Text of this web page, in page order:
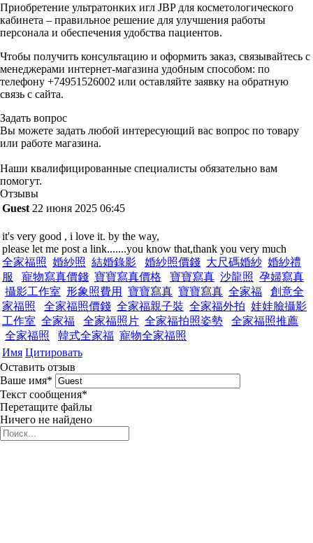
Приобретение ультратонких игл JBP для косметологического
кабинета – правильное решение для улучшения работы
персонала и обеспечения удобства пациентов.
Чтобы получить консультацию и оформить заказ, связывайтесь с
менеджерами интернет-магазина удобным способом: по
телефону +74951526002 или оставляйте заявку на обратную
связь с сайта.
Задать вопрос
Вы можете задать любой интересующий вас вопрос по товару
или работе магазина.
Наши квалифицированные специалисты обязательно вам
помогут.
Отзывы
Guest 22 июня 2025 06:45
it's very good , i love it. by the way,
please let me post a link.......you know that,thank you very much
全家福照 婚紗照 結婚錄影 婚紗照價錢 大尺碼婚紗 婚紗禮
服
寵物寫真價錢 寶寶寫真價格 寶寶寫真 沙龍照 孕婦寫真
攝影工作室 形象照費用 寶寶寫真 寶寶寫真 全家福
創意全
家福照
全家福照價錢 全家福親子裝 全家福外拍 娃娃臉攝影
工作室 全家福 全家福照片 全家福拍照姿勢
全家福照推薦
全家福照
韓式全家福 寵物全家福照
Имя Цитировать
Оставить отзыв
Ваше имя*
Текст сообщения*
Перетащите файлы
Ничего не найдено